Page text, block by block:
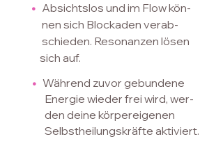
• Absichtslos und im Flow kön-
nen sich Blockaden verab-
schieden. Resonanzen lösen
sich auf.
• Während zuvor gebundene
Energie wieder frei wird, wer-
den deine körpereigenen
Selbstheilungskräfte aktiviert.